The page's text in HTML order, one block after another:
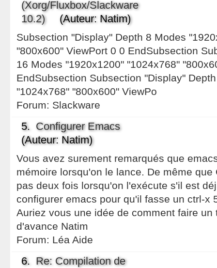
(Xorg/Fluxbox/Slackware
10.2)(Auteur: Natim)
Subsection "Display" Depth 8 Modes
"800x600" ViewPort 0 0 EndSubsection
16 Modes "1920x1200" "1024x768"
EndSubsection Subsection "Display"
"1024x768" "800x600" ViewPo
Forum: Slackware
5. Configurer Emacs
(Auteur: Natim)
Vous avez surement remarqués que
mémoire lorsqu'on le lance. De même
pas deux fois lorsqu'on l'exécute s'il est
configurer emacs pour qu'il fasse un ctrl-x
Auriez vous une idée de comment faire un
d'avance Natim
Forum: Léa Aide
6. Re: Compilation de